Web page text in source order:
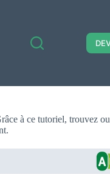
à ce tutoriel, trouvez